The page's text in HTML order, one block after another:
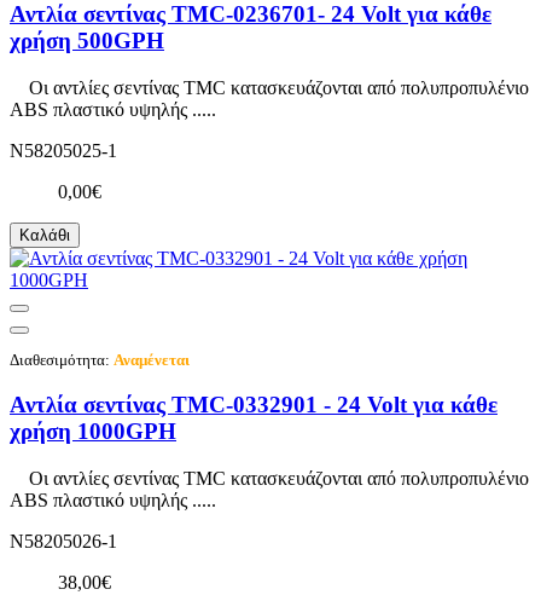
Αντλία σεντίνας TMC-0236701- 24 Volt για κάθε
χρήση 500GPH
Οι αντλίες σεντίνας TMC κατασκευάζονται από πολυπροπυλένιο
ABS πλαστικό υψηλής .....
N58205025-1
0,00€
Καλάθι
Διαθεσιμότητα: Αναμένεται
Αντλία σεντίνας TMC-0332901 - 24 Volt για κάθε
χρήση 1000GPH
Οι αντλίες σεντίνας TMC κατασκευάζονται από πολυπροπυλένιο
ABS πλαστικό υψηλής .....
N58205026-1
38,00€